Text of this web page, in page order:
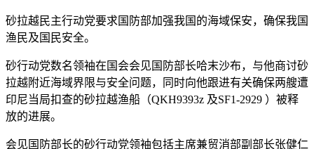
砂拉越民主行动党要求国防部加强我国的海域保安，确保我国
渔民及国民安全。
砂行动党数名领袖在国会会见国防部长哈末沙布，与他商讨砂
拉越附近海域界限与安全问题，同时向他跟进有关确保两艘遭
印尼当局扣查的砂拉越渔船（QKH9393z 及SF1-2929 ）被释
放的进展。
会见国防部长的砂行动党领袖包括主席兼贸消部副部长张健仁